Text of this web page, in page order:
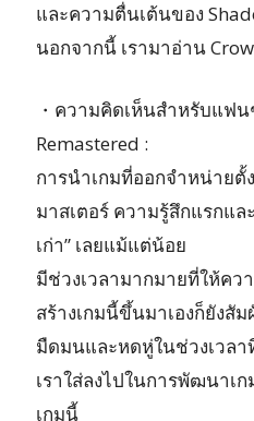
และความตื่นเต้นของ
นอกจากนี้ เรามาอ่าน
・ความคิดเห็นสำหรับแฟน
Remastered :
การนำเกมที่ออกจำหน่าย
มาสเตอร์ ความรู้สึกแรกแ
เก่า” เลยแม้แต่น้อย
มีช่วงเวลามากมายที่ให้คว
สร้างเกมนี้ขึ้นมาเองก็ยังสั
มืดมนและหดหู่ในช่วงเวล
เราใส่ลงไปในการพัฒนาเ
เกมนี้